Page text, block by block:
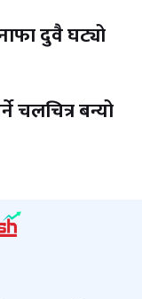
दुवै घट्यो
चलचित्र बन्यो